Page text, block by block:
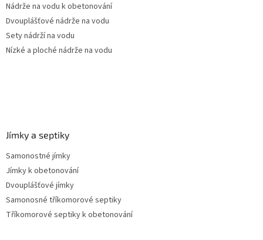
Nádrže na vodu k obetonování
Dvouplášťové nádrže na vodu
Sety nádrží na vodu
Nízké a ploché nádrže na vodu
Jímky a septiky
Samonostné jímky
Jímky k obetonování
Dvouplášťové jímky
Samonosné tříkomorové septiky
Tříkomorové septiky k obetonování